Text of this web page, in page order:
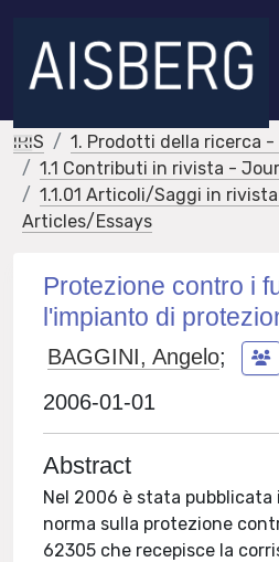
IRIS
1. Prodotti della ricerca
1.1 Contributi in rivista -
1.1.01 Articoli/Saggi in
Articles/Essays
Protezione contro i
l'impianto di
BAGGINI, Angelo;
2006-01-01
Abstract
Nel 2006 è stata pubblicata
norma sulla protezione
62305 che recepisce la